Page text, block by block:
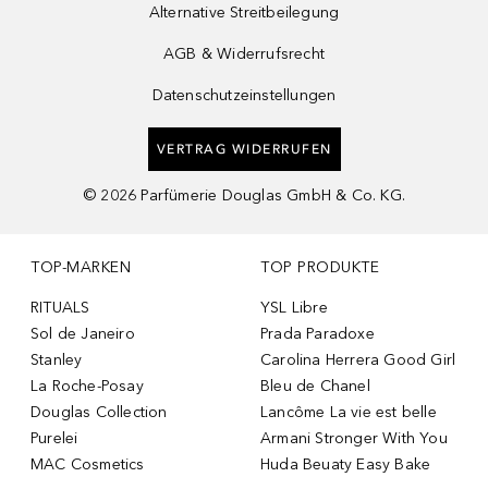
Alternative Streitbeilegung
AGB & Widerrufsrecht
Datenschutzeinstellungen
VERTRAG WIDERRUFEN
© 2026 Parfümerie Douglas GmbH & Co. KG.
TOP-MARKEN
RITUALS
Sol de Janeiro
Stanley
La Roche-Posay
Douglas Collection
Purelei
MAC Cosmetics
TOP PRODUKTE
YSL Libre
Prada Paradoxe
Carolina Herrera Good Girl
Bleu de Chanel
Lancôme La vie est belle
Armani Stronger With You
Huda Beuaty Easy Bake